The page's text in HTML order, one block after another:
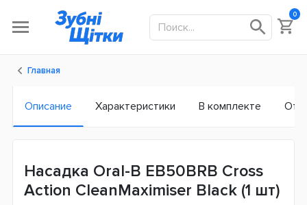
0
Главная
Описание Характеристики В комплекте
Насадка Oral-B EB50BRB Cross
Action CleanMaximiser Black (1 шт)